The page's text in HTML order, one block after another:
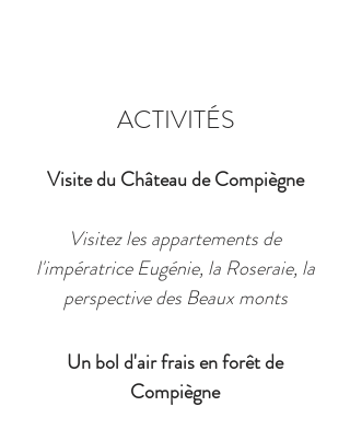
ACTIVITÉS
Visite du Château de Compiègne
Visitez les appartements de
l'impératrice Eugénie, la Roseraie, la
perspective des Beaux monts
Un bol d'air frais en forêt de
Compiègne